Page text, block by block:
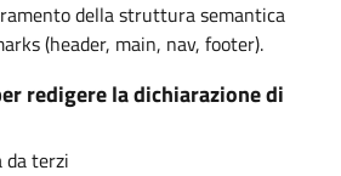
della struttura semantica
(header, main, nav, footer).
redigere la dichiarazione di
terzi